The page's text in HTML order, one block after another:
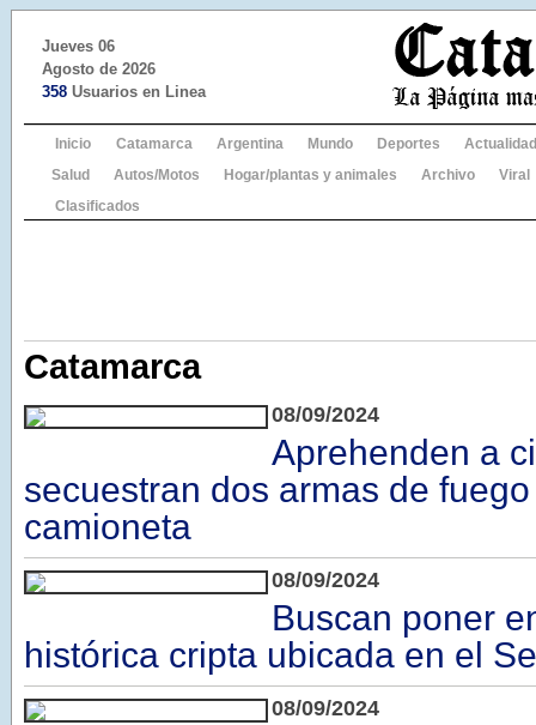
Jueves 06
Agosto de 2026
358 Usuarios en Linea
Inicio Catamarca Argentina Mundo Deportes
Actualidad
Salud
Autos/Motos Hogar/plantas y animales Archivo
Viral
Clasificados
Catamarca
08/09/2024
Aprehenden a
secuestran dos armas de
camioneta
08/09/2024
Buscan poner
histórica cripta ubicada en el
08/09/2024